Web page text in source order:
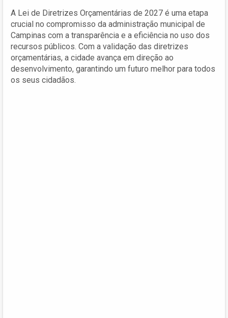
A Lei de Diretrizes Orçamentárias de 2027 é uma etapa
crucial no compromisso da administração municipal de
Campinas com a transparência e a eficiência no uso dos
recursos públicos. Com a validação das diretrizes
orçamentárias, a cidade avança em direção ao
desenvolvimento, garantindo um futuro melhor para todos
os seus cidadãos.